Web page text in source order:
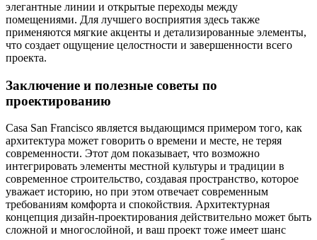
элегантные линии и открытые переходы между
помещениями. Для лучшего восприятия здесь также
применяются мягкие акценты и детализированные элементы,
что создает ощущение целостности и завершенности всего
проекта.
Заключение и полезные советы по
проектированию
Casa San Francisco является выдающимся примером того, как
архитектура может говорить о времени и месте, не теряя
современности. Этот дом показывает, что возможно
интегрировать элементы местной культуры и традиции в
современное строительство, создавая пространство, которое
уважает историю, но при этом отвечает современным
требованиям комфорта и спокойствия. Архитектурная
концепция дизайн-проектирования действительно может быть
сложной и многослойной, и ваш проект тоже имеет шанс